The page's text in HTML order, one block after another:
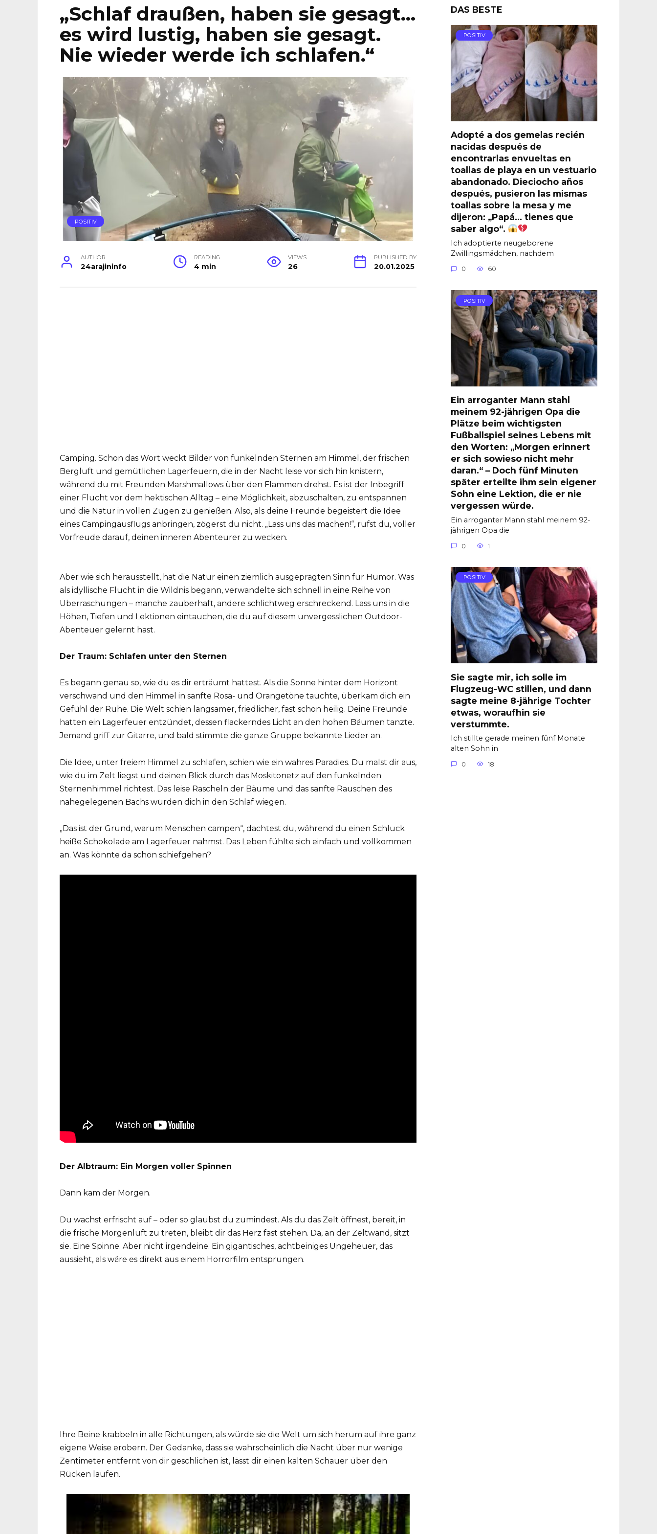
„Schlaf draußen, haben sie gesagt…
es wird lustig, haben sie gesagt.
Nie wieder werde ich schlafen.“
POSITIV
AUTHOR
24arajininfo
READING
4 min
VIEWS
26
PUBLISHED BY
20.01.2025
Camping. Schon das Wort weckt Bilder von funkelnden Sternen am Himmel, der frischen
Bergluft und gemütlichen Lagerfeuern, die in der Nacht leise vor sich hin knistern,
während du mit Freunden Marshmallows über den Flammen drehst. Es ist der Inbegriff
einer Flucht vor dem hektischen Alltag – eine Möglichkeit, abzuschalten, zu entspannen
und die Natur in vollen Zügen zu genießen. Also, als deine Freunde begeistert die Idee
eines Campingausflugs anbringen, zögerst du nicht. „Lass uns das machen!“, rufst du, voller
Vorfreude darauf, deinen inneren Abenteurer zu wecken.
Aber wie sich herausstellt, hat die Natur einen ziemlich ausgeprägten Sinn für Humor. Was
als idyllische Flucht in die Wildnis begann, verwandelte sich schnell in eine Reihe von
Überraschungen – manche zauberhaft, andere schlichtweg erschreckend. Lass uns in die
Höhen, Tiefen und Lektionen eintauchen, die du auf diesem unvergesslichen Outdoor-
Abenteuer gelernt hast.
Der Traum: Schlafen unter den Sternen
Es begann genau so, wie du es dir erträumt hattest. Als die Sonne hinter dem Horizont
verschwand und den Himmel in sanfte Rosa- und Orangetöne tauchte, überkam dich ein
Gefühl der Ruhe. Die Welt schien langsamer, friedlicher, fast schon heilig. Deine Freunde
hatten ein Lagerfeuer entzündet, dessen flackerndes Licht an den hohen Bäumen tanzte.
Jemand griff zur Gitarre, und bald stimmte die ganze Gruppe bekannte Lieder an.
Die Idee, unter freiem Himmel zu schlafen, schien wie ein wahres Paradies. Du malst dir aus,
wie du im Zelt liegst und deinen Blick durch das Moskitonetz auf den funkelnden
Sternenhimmel richtest. Das leise Rascheln der Bäume und das sanfte Rauschen des
nahegelegenen Bachs würden dich in den Schlaf wiegen.
„Das ist der Grund, warum Menschen campen“, dachtest du, während du einen Schluck
heiße Schokolade am Lagerfeuer nahmst. Das Leben fühlte sich einfach und vollkommen
an. Was könnte da schon schiefgehen?
Der Albtraum: Ein Morgen voller Spinnen
Dann kam der Morgen.
Du wachst erfrischt auf – oder so glaubst du zumindest. Als du das Zelt öffnest, bereit, in
die frische Morgenluft zu treten, bleibt dir das Herz fast stehen. Da, an der Zeltwand, sitzt
sie. Eine Spinne. Aber nicht irgendeine. Ein gigantisches, achtbeiniges Ungeheuer, das
aussieht, als wäre es direkt aus einem Horrorfilm entsprungen.
Ihre Beine krabbeln in alle Richtungen, als würde sie die Welt um sich herum auf ihre ganz
eigene Weise erobern. Der Gedanke, dass sie wahrscheinlich die Nacht über nur wenige
Zentimeter entfernt von dir geschlichen ist, lässt dir einen kalten Schauer über den
Rücken laufen.
DAS BESTE
POSITIV
Adopté a dos gemelas recién
nacidas después de
encontrarlas envueltas en
toallas de playa en un vestuario
abandonado. Dieciocho años
después, pusieron las mismas
toallas sobre la mesa y me
dijeron: „Papá… tienes que
saber algo“.
Ich adoptierte neugeborene
Zwillingsmädchen, nachdem
0 60
POSITIV
Ein arroganter Mann stahl
meinem 92-jährigen Opa die
Plätze beim wichtigsten
Fußballspiel seines Lebens mit
den Worten: „Morgen erinnert
er sich sowieso nicht mehr
daran.“ – Doch fünf Minuten
später erteilte ihm sein eigener
Sohn eine Lektion, die er nie
vergessen würde.
Ein arroganter Mann stahl meinem 92-
jährigen Opa die
0 1
POSITIV
Sie sagte mir, ich solle im
Flugzeug-WC stillen, und dann
sagte meine 8-jährige Tochter
etwas, woraufhin sie
verstummte.
Ich stillte gerade meinen fünf Monate
alten Sohn in
0 18